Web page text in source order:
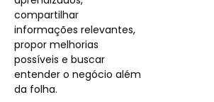
compartilhar
informações relevantes,
propor melhorias
possíveis e buscar
entender o negócio além
da folha.